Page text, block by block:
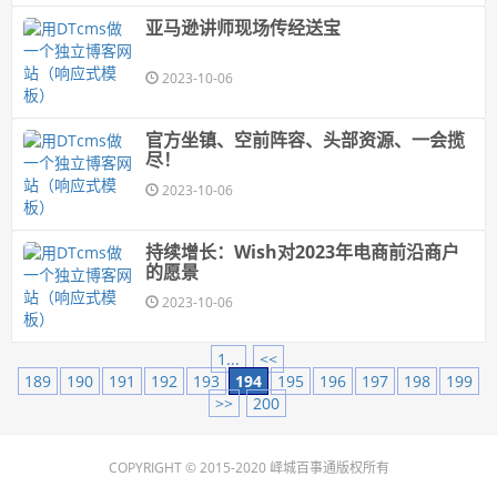
亚马逊讲师现场传经送宝
2023-10-06
官方坐镇、空前阵容、头部资源、一会揽
尽！
2023-10-06
持续增长：Wish对2023年电商前沿商户
的愿景
2023-10-06
1...
<<
189
190 191 192 193 194 195 196 197 198
199
>>
200
COPYRIGHT © 2015-2020 峄城百事通版权所有